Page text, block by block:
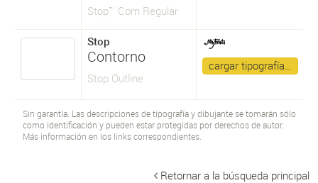
Stop™ Com Regular
Stop
Contorno
Stop Outline
cargar tipografía…
Sin garantía. Las descripciones de tipografía y dibujante se tomarán sólo
como identificación y pueden estar protegidas por derechos de autor.
Más información en los links correspondientes.
Retornar a la búsqueda principal